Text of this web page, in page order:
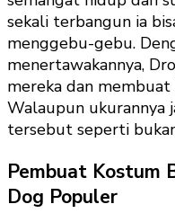
sekali terbangun ia
menggebu-gebu.
menertawakannya,
mereka dan
Walaupun ukurannya
tersebut seperti
Pembuat Kostum
Dog Populer